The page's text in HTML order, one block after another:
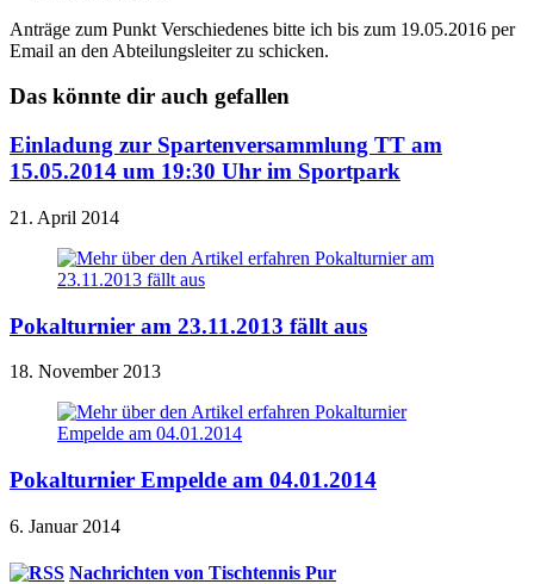
Anträge zum Punkt Verschiedenes bitte ich bis zum 19.05.2016 per
Email an den Abteilungsleiter zu schicken.
Das könnte dir auch gefallen
Einladung zur Spartenversammlung TT am
15.05.2014 um 19:30 Uhr im Sportpark
21. April 2014
Pokalturnier am 23.11.2013 fällt aus
18. November 2013
Pokalturnier Empelde am 04.01.2014
6. Januar 2014
Nachrichten von Tischtennis Pur